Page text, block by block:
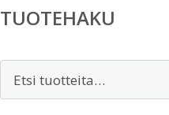
TUOTEHAKU